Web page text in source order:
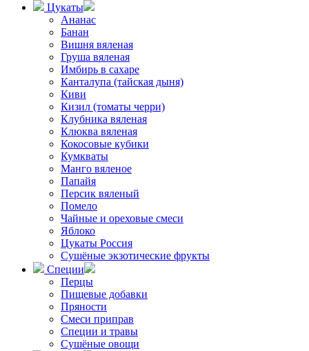
Цукаты
Ананас
Банан
Вишня вяленая
Груша вяленая
Имбирь в сахаре
Канталупа (тайская дыня)
Киви
Кизил (томаты черри)
Клубника вяленая
Клюква вяленая
Кокосовые кубики
Кумкваты
Манго вяленое
Папайя
Персик вяленый
Помело
Чайные и ореховые смеси
Яблоко
Цукаты Россия
Сушёные экзотические фрукты
Специи
Перцы
Пищевые добавки
Пряности
Смеси приправ
Специи и травы
Сушёные овощи